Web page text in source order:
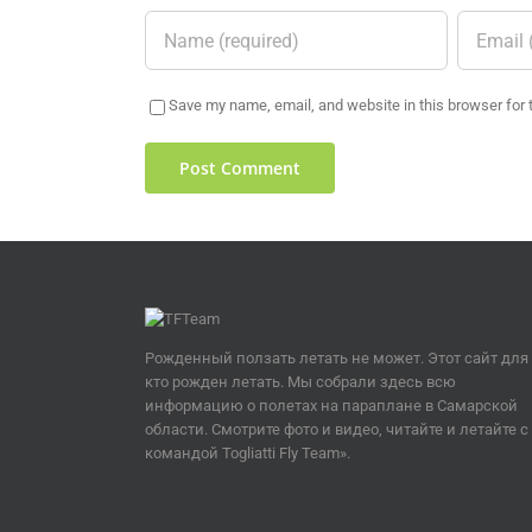
Save my name, email, and website in this browser
Рожденный ползать летать не может. Этот сайт для
кто рожден летать. Мы собрали здесь всю
информацию о полетах на параплане в Самарской
области. Смотрите фото и видео, читайте и летайте с
командой Togliatti Fly Team».